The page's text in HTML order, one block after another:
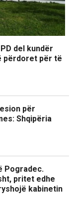
del kundër
përdoret për të
për
Shqipëria
Pogradec.
pritet edhe
kabinetin